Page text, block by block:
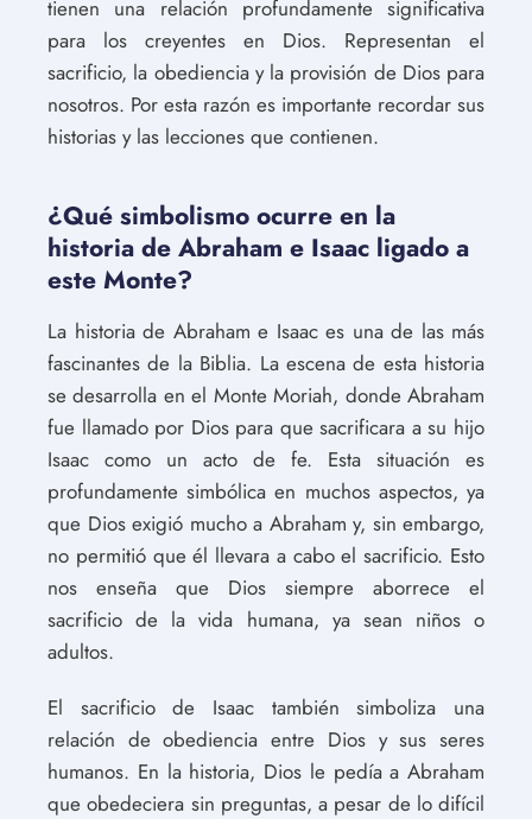
tienen una relación profundamente significativa
para los creyentes en Dios. Representan el
sacrificio, la obediencia y la provisión de Dios para
nosotros. Por esta razón es importante recordar sus
historias y las lecciones que contienen.
¿Qué simbolismo ocurre en la
historia de Abraham e Isaac ligado a
este Monte?
La historia de Abraham e Isaac es una de las más
fascinantes de la Biblia. La escena de esta historia
se desarrolla en el Monte Moriah, donde Abraham
fue llamado por Dios para que sacrificara a su hijo
Isaac como un acto de fe. Esta situación es
profundamente simbólica en muchos aspectos, ya
que Dios exigió mucho a Abraham y, sin embargo,
no permitió que él llevara a cabo el sacrificio. Esto
nos enseña que Dios siempre aborrece el
sacrificio de la vida humana, ya sean niños o
adultos.
El sacrificio de Isaac también simboliza una
relación de obediencia entre Dios y sus seres
humanos. En la historia, Dios le pedía a Abraham
que obedeciera sin preguntas, a pesar de lo difícil